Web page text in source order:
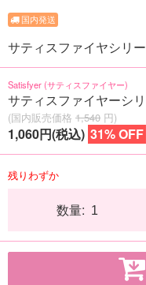
サティスファイヤシリ
Satisfyer (サティスファイヤー)
サティスファイヤーシ
(国内販売価格 1,540 円)
1,060円(税込) 31% OFF
残りわずか
数量: